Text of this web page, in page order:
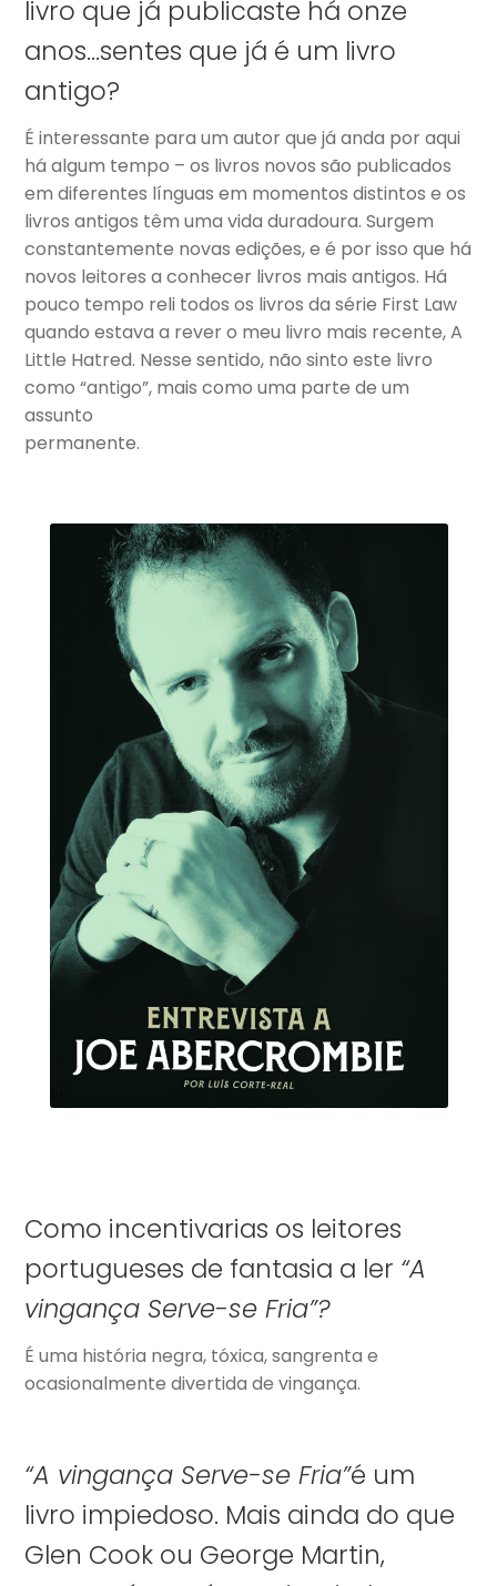
livro que já publicaste há onze
anos…sentes que já é um livro
antigo?
É interessante para um autor que já anda por aqui
há algum tempo – os livros novos são publicados
em diferentes línguas em momentos distintos e os
livros antigos têm uma vida duradoura. Surgem
constantemente novas edições, e é por isso que há
novos leitores a conhecer livros mais antigos. Há
pouco tempo reli todos os livros da série First Law
quando estava a rever o meu livro mais recente, A
Little Hatred. Nesse sentido, não sinto este livro
como “antigo”, mais como uma parte de um
assunto
permanente.
Como incentivarias os leitores
portugueses de fantasia a ler “A
vingança Serve-se Fria”?
É uma história negra, tóxica, sangrenta e
ocasionalmente divertida de vingança.
“A vingança Serve-se Fria”é um
livro impiedoso. Mais ainda do que
Glen Cook ou George Martin,